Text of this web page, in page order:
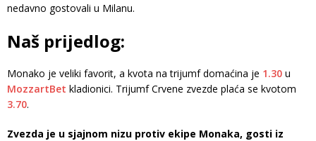
nedavno gostovali u Milanu.
Naš prijedlog:
Monako je veliki favorit, a kvota na trijumf domaćina je 1.30 u
MozzartBet kladionici. Trijumf Crvene zvezde plaća se kvotom
3.70.
Zvezda je u sjajnom nizu protiv ekipe Monaka, gosti iz